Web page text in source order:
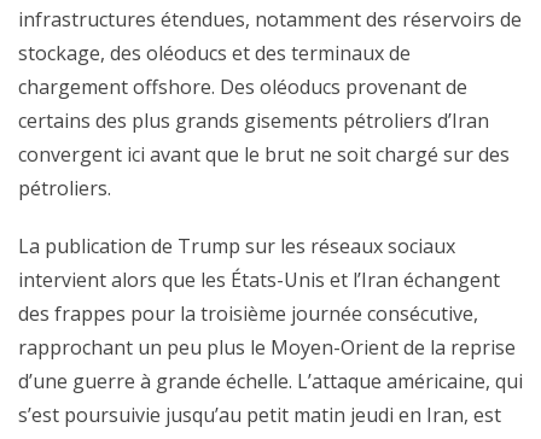
infrastructures étendues, notamment des réservoirs de
stockage, des oléoducs et des terminaux de
chargement offshore. Des oléoducs provenant de
certains des plus grands gisements pétroliers d’Iran
convergent ici avant que le brut ne soit chargé sur des
pétroliers.
La publication de Trump sur les réseaux sociaux
intervient alors que les États-Unis et l’Iran échangent
des frappes pour la troisième journée consécutive,
rapprochant un peu plus le Moyen-Orient de la reprise
d’une guerre à grande échelle. L’attaque américaine, qui
s’est poursuivie jusqu’au petit matin jeudi en Iran, est